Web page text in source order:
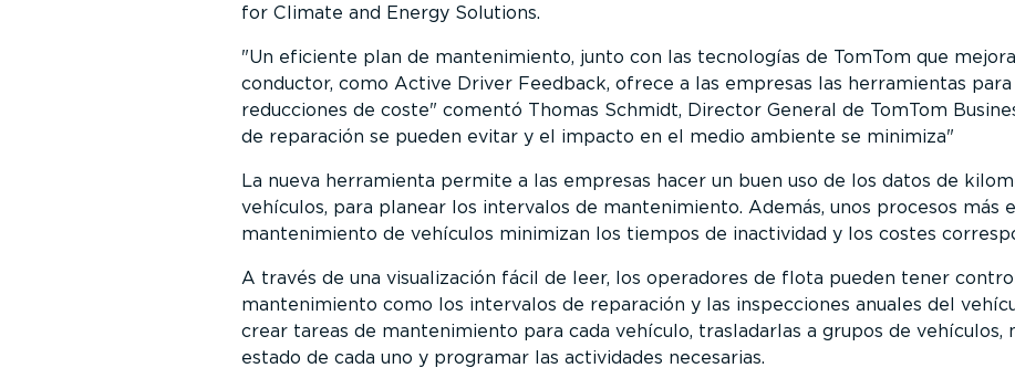
for Climate and Energy Solutions.
Un eficiente plan de mantenimiento, junto con las tecnologías de TomTom que
conductor, como Active Driver Feedback, ofrece a las empresas las herramientas
reducciones de coste
comentó Thomas Schmidt, Director General de TomTom
de reparación se pueden evitar y el impacto en el medio ambiente se minimiza
La nueva herramienta permite a las empresas hacer un buen uso de los datos de
vehículos, para planear los intervalos de mantenimiento. Además, unos procesos más
mantenimiento de vehículos minimizan los tiempos de inactividad y los costes
A través de una visualización fácil de leer, los operadores de flota pueden tener
mantenimiento como los intervalos de reparación y las inspecciones anuales del
crear tareas de mantenimiento para cada vehículo, trasladarlas a grupos de
estado de cada uno y programar las actividades necesarias.